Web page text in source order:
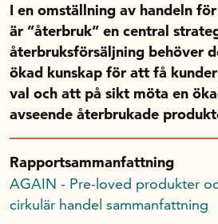
Forskningsprojekt
Postdoc-stöd
Handelns studentuppsatspris
Infrastrukturellt stöd
Planeringsanslag
Unga forskare
Varför bidrar Handelsrådet?
Forskningssatsningar
I en omställning av handeln
är ”återbruk” en central
återbruksförsäljning behöver
ökad kunskap för att få
val och att på sikt möta en
avseende återbrukade
Rapportsammanfattning
AGAIN - Pre-loved produkter
cirkulär handel sammanfattning